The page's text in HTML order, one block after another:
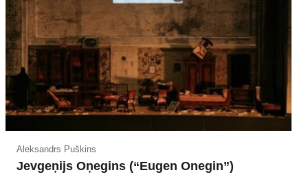
Aleksandrs Puškins
Jevgeņijs Oņegins (“Eugen Onegin”)